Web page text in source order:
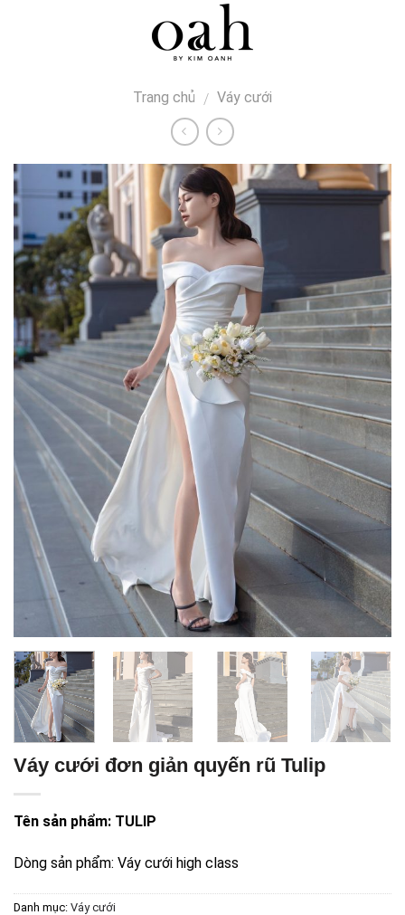
Trang chủ / Váy cưới
Váy cưới đơn giản quyến rũ Tulip
Tên sản phẩm: TULIP
Dòng sản phẩm: Váy cưới high class
Danh mục: Váy cưới